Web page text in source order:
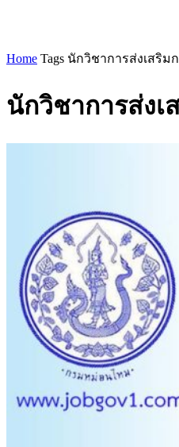
Home Tags นักวิชาการส่งเสริม
นักวิชาการส่งเ